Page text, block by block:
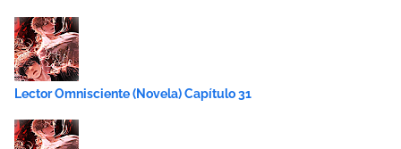
Lector Omnisciente (Novela) Capítulo 31